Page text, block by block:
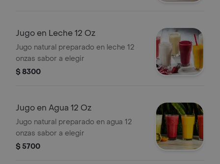
Jugo en Leche 12 Oz
Jugo natural preparado en leche 12
onzas sabor a elegir
$ 8300
Jugo en Agua 12 Oz
Jugo natural preparado en agua 12
onzas sabor a elegir
$ 5700